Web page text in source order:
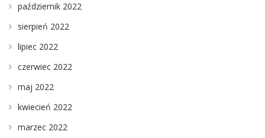
październik 2022
sierpień 2022
lipiec 2022
czerwiec 2022
maj 2022
kwiecień 2022
marzec 2022